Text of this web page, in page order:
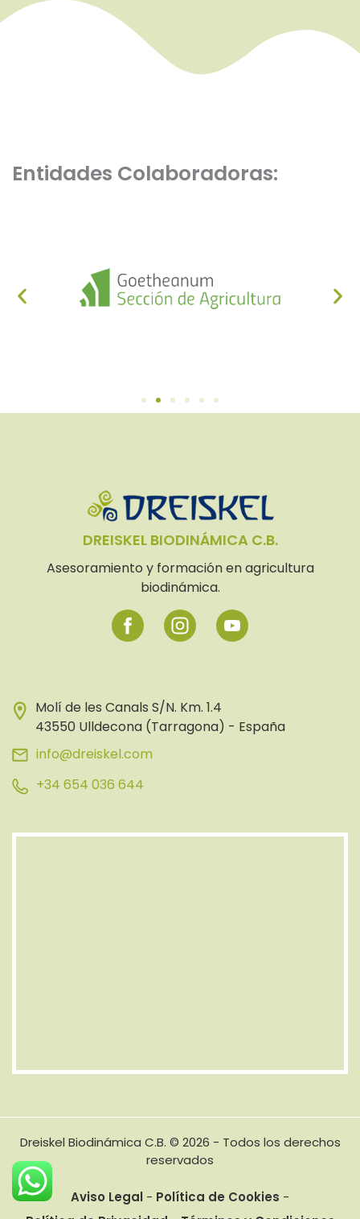
Entidades Colaboradoras:
DREISKEL BIODINÁMICA C.B.
Asesoramiento y formación en agricultura
biodinámica.
Molí de les Canals S/N. Km. 1.4
43550 Ulldecona (Tarragona) - España
info@dreiskel.com
+34 654 036 644
Dreiskel Biodinámica C.B. © 2026 - Todos los derechos
reservados
Aviso Legal - Política de Cookies -